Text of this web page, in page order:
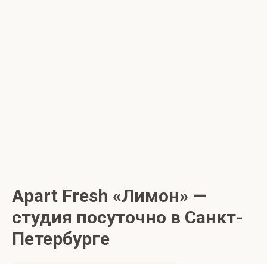
Apart Fresh «Лимон» —
студия посуточно в Санкт-
Петербурге